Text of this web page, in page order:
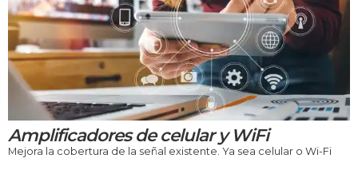
Amplificadores de celular y WiFi
Mejora la cobertura de la señal existente. Ya sea celular o Wi-Fi